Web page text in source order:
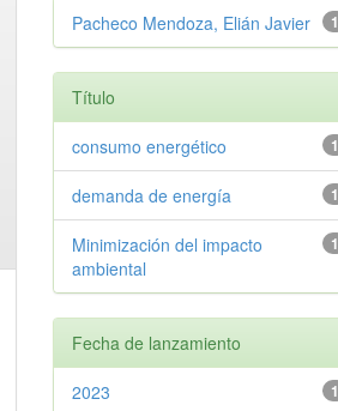
1
Pacheco Mendoza, Elián Javier
Título
1
consumo energético
1
demanda de energía
1
Minimización del impacto
ambiental
Fecha de lanzamiento
1
2023